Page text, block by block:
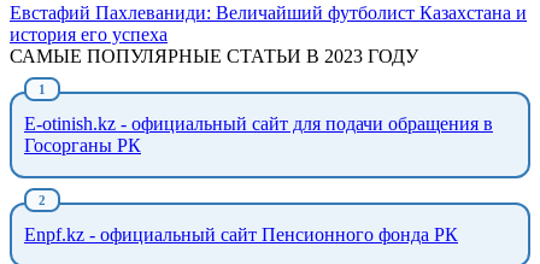
Евстафий Пахлеваниди: Величайший футболист Казахстана и
история его успеха
САМЫЕ ПОПУЛЯРНЫЕ СТАТЬИ В 2023 ГОДУ
E-otinish.kz - официальный сайт для подачи обращения в
Госорганы РК
Enpf.kz - официальный сайт Пенсионного фонда РК